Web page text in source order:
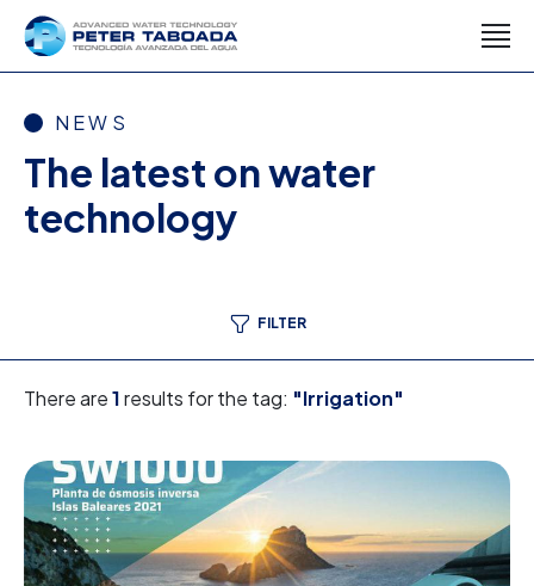
NEWS
The latest on water
technology
FILTER
There are1results for the tag: "Irrigation"